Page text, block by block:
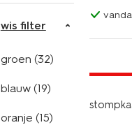
wis filter
groen(32)
blauw(19)
oranje(15)